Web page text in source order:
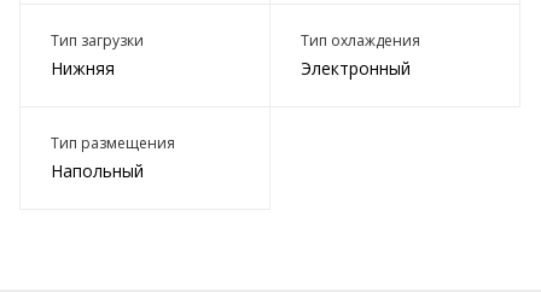
Тип загрузки
Нижняя
Тип охлаждения
Электронный
Тип размещения
Напольный